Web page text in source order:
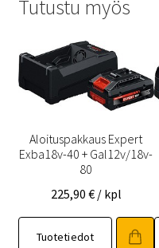
Tutustu myös
Aloituspakkaus Expert
Exba18v-40 + Gal12v/18v-
80
225,90 € / kpl
Tuotetiedot